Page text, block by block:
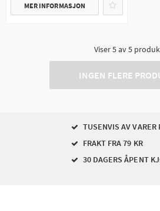
MER INFORMASJON
Viser5av5
INGEN FLERE
TUSENVIS AV VARER
FRAKT FRA 79 KR
30 DAGERS ÅPENT